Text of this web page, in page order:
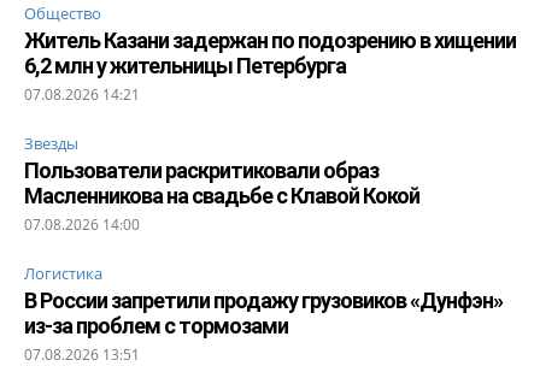
Общество
Житель Казани задержан по подозрению в хищении
6,2 млн у жительницы Петербурга
07.08.2026 14:21
Звезды
Пользователи раскритиковали образ
Масленникова на свадьбе с Клавой Кокой
07.08.2026 14:00
Логистика
В России запретили продажу грузовиков «Дунфэн»
из-за проблем с тормозами
07.08.2026 13:51